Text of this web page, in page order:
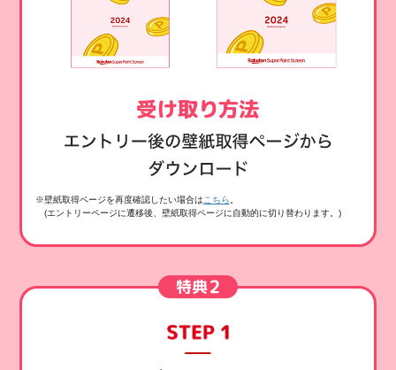
※壁紙取得ページを再度確認したい場合は こちら
(エントリーページに遷移後、壁紙取得ページに自動的に切り替わります。)